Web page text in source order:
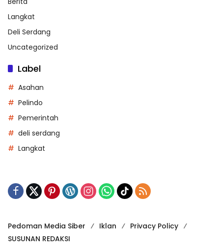
Langkat
Deli Serdang
Uncategorized
Label
Asahan
Pelindo
Pemerintah
deli serdang
Langkat
Pedoman Media Siber Iklan
Privacy Policy
SUSUNAN REDAKSI